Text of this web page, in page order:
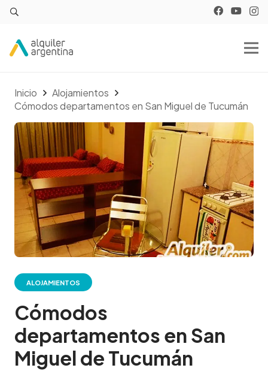
Inicio
Alojamientos
Cómodos departamentos en San Miguel de Tucumán
ALOJAMIENTOS
Cómodos
departamentos en San
Miguel de Tucumán